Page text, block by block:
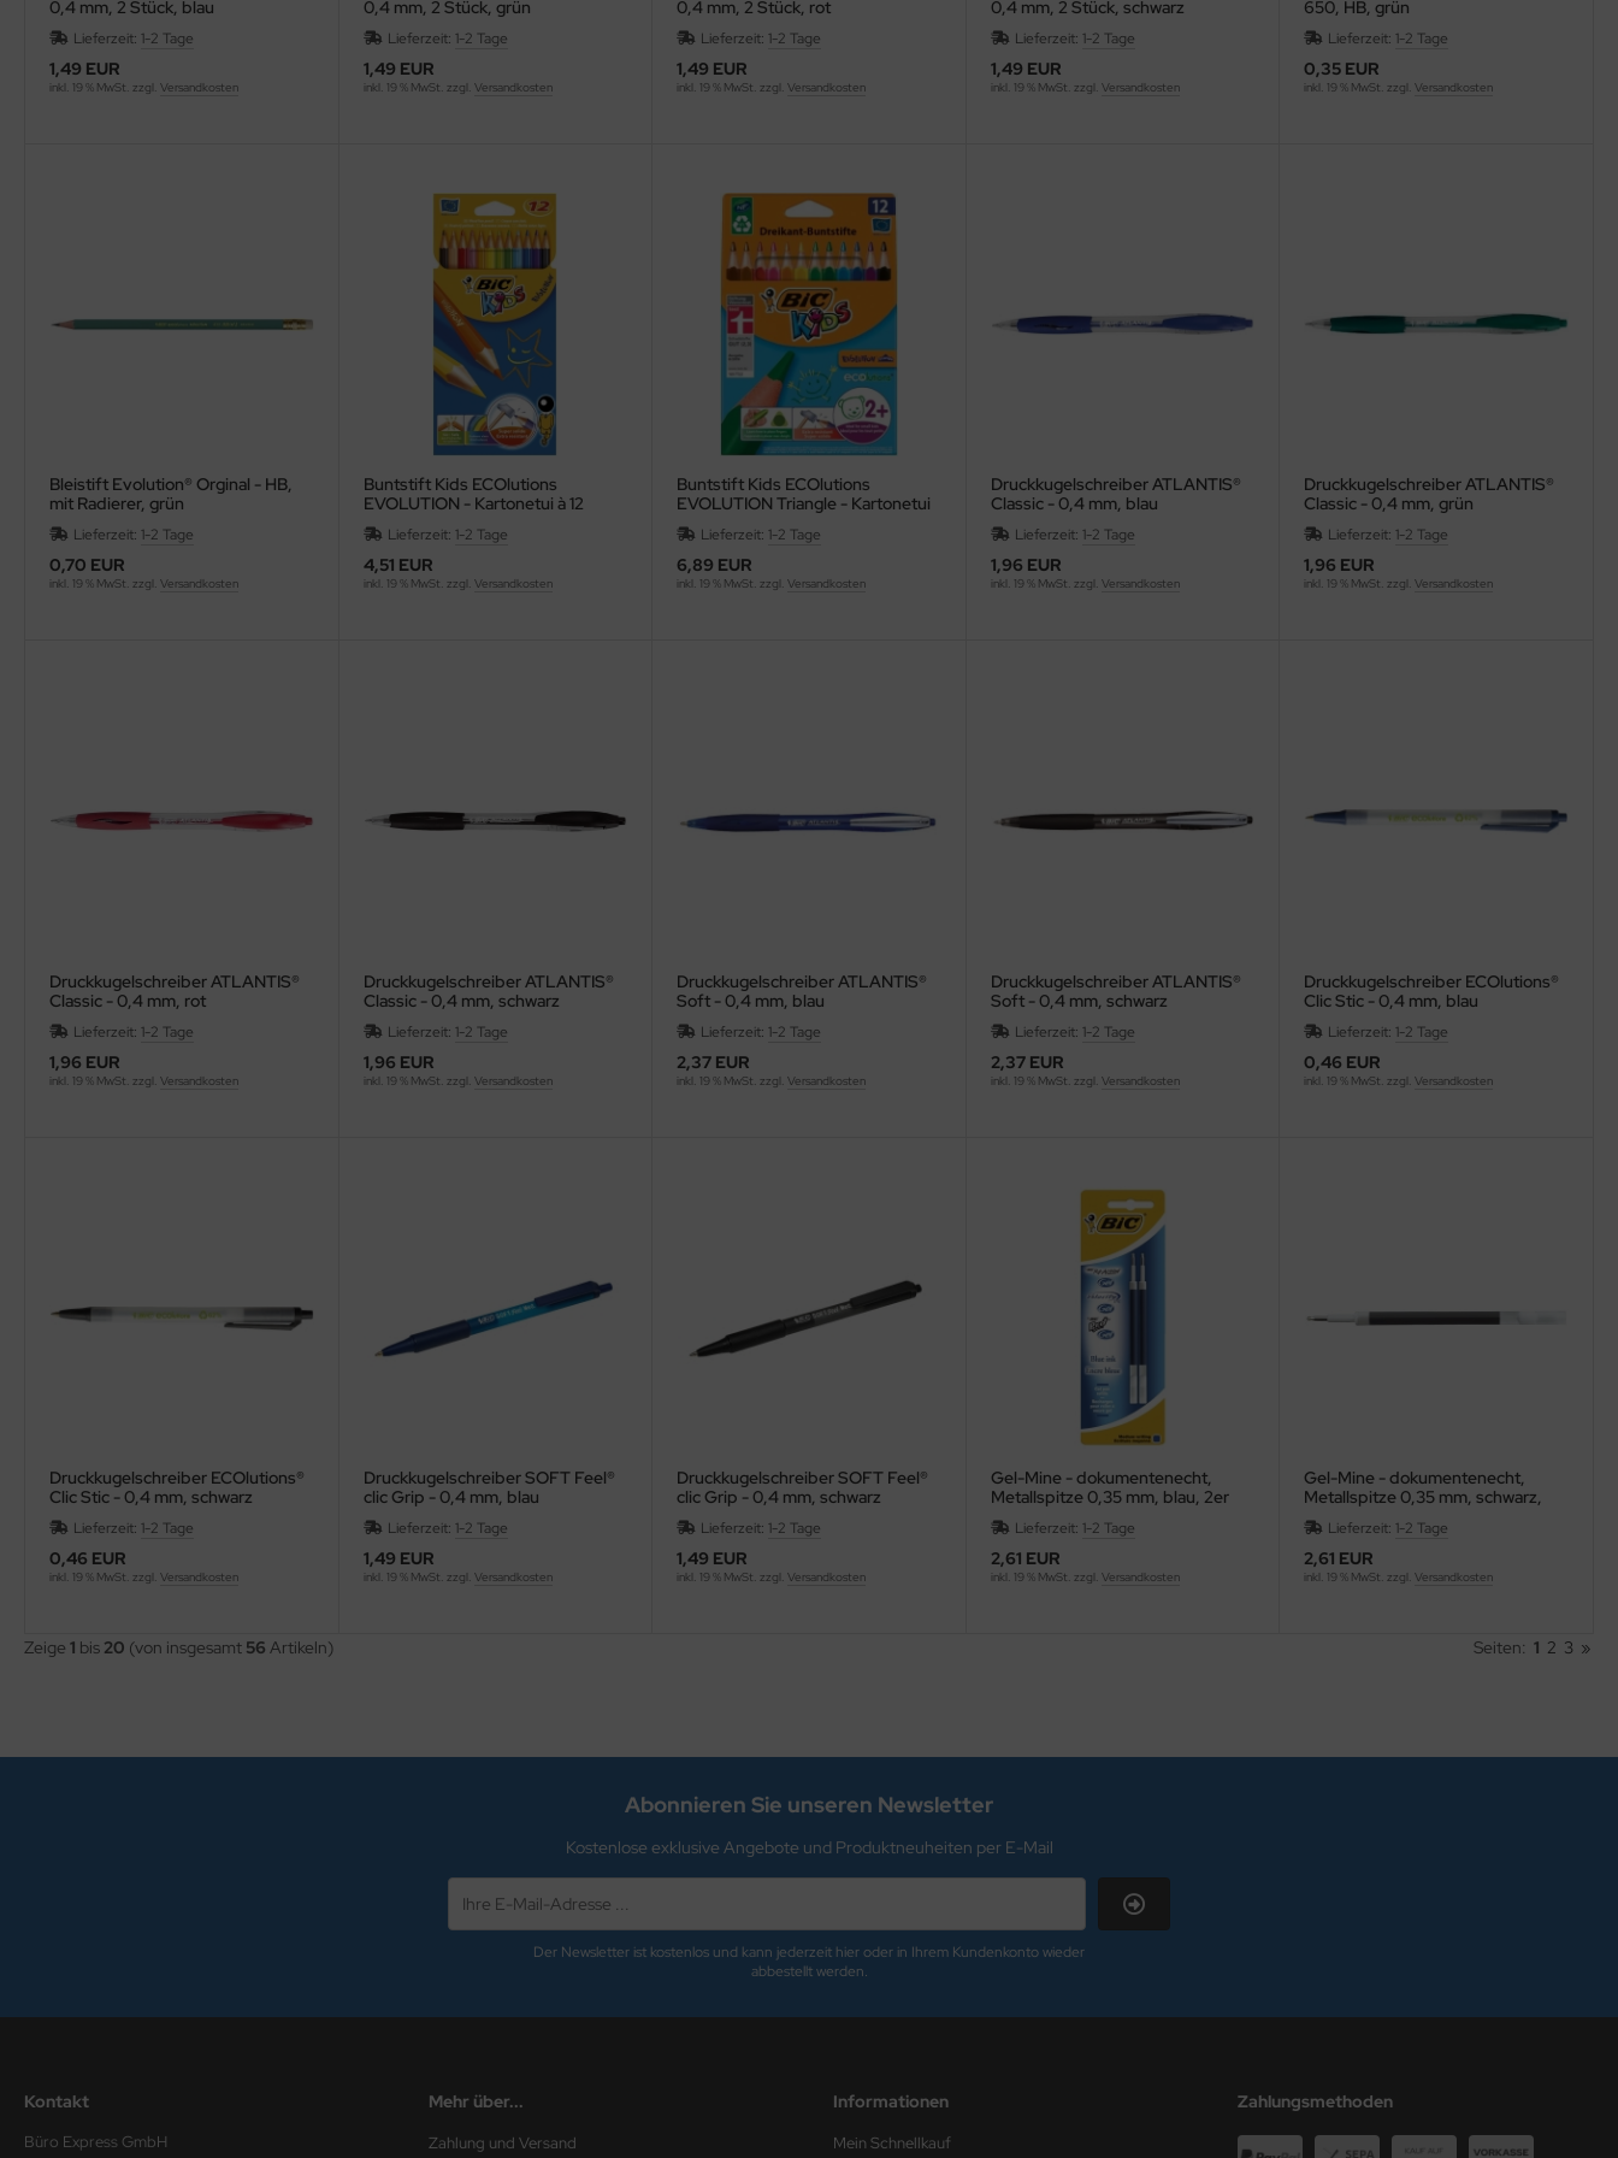
0,4 mm, 2 Stück, blau
Lieferzeit: 1-2 Tage
1,49 EUR
inkl. 19 % MwSt. zzgl. Versandkosten
0,4 mm, 2 Stück, grün
Lieferzeit: 1-2 Tage
1,49 EUR
inkl. 19 % MwSt. zzgl. Versandkosten
0,4 mm, 2 Stück, rot
Lieferzeit:1-2 Tage
1,49 EUR
inkl. 19 % MwSt. zzgl.Versandkosten
0,4 mm, 2 Stück, schwarz
Lieferzeit: 1-2 Tage
1,49 EUR
inkl. 19 % MwSt. zzgl. Versandkosten
650, HB, grün
Lieferzeit:1-2 Tage
0,35 EUR
inkl. 19 % MwSt. zzgl.Versandkosten
Bleistift Evolution® Orginal - HB,
mit Radierer, grün
Lieferzeit: 1-2 Tage
0,70 EUR
inkl. 19 % MwSt. zzgl. Versandkosten
Buntstift Kids ECOlutions
EVOLUTION - Kartonetui à 12
Farben sortiert
Lieferzeit: 1-2 Tage
4,51 EUR
inkl. 19 % MwSt. zzgl. Versandkosten
Buntstift Kids ECOlutions
EVOLUTION Triangle - Kartonetui
à 12 Farben sortiert
Lieferzeit:1-2 Tage
6,89 EUR
inkl. 19 % MwSt. zzgl.Versandkosten
Druckkugelschreiber ATLANTIS®
Classic - 0,4 mm, blau
(dokumentenecht)
Lieferzeit: 1-2 Tage
1,96 EUR
inkl. 19 % MwSt. zzgl. Versandkosten
Druckkugelschreiber ATLANTIS®
Classic - 0,4 mm, grün
Lieferzeit:1-2 Tage
1,96 EUR
inkl. 19 % MwSt. zzgl.Versandkosten
Druckkugelschreiber ATLANTIS®
Classic - 0,4 mm, rot
Lieferzeit: 1-2 Tage
1,96 EUR
inkl. 19 % MwSt. zzgl. Versandkosten
Druckkugelschreiber ATLANTIS®
Classic - 0,4 mm, schwarz
(dokumentenecht)
Lieferzeit: 1-2 Tage
1,96 EUR
inkl. 19 % MwSt. zzgl. Versandkosten
Druckkugelschreiber ATLANTIS®
Soft - 0,4 mm, blau
(dokumentenecht)
Lieferzeit:1-2 Tage
2,37 EUR
inkl. 19 % MwSt. zzgl.Versandkosten
Druckkugelschreiber ATLANTIS®
Soft - 0,4 mm, schwarz
(dokumentenecht)
Lieferzeit: 1-2 Tage
2,37 EUR
inkl. 19 % MwSt. zzgl. Versandkosten
Druckkugelschreiber ECOlutions®
Clic Stic - 0,4 mm, blau
Lieferzeit:1-2 Tage
0,46 EUR
inkl. 19 % MwSt. zzgl.Versandkosten
Druckkugelschreiber ECOlutions®
Clic Stic - 0,4 mm, schwarz
Lieferzeit: 1-2 Tage
0,46 EUR
inkl. 19 % MwSt. zzgl. Versandkosten
Druckkugelschreiber SOFT Feel®
clic Grip - 0,4 mm, blau
Lieferzeit: 1-2 Tage
1,49 EUR
inkl. 19 % MwSt. zzgl. Versandkosten
Druckkugelschreiber SOFT Feel®
clic Grip - 0,4 mm, schwarz
Lieferzeit:1-2 Tage
1,49 EUR
inkl. 19 % MwSt. zzgl.Versandkosten
Gel-Mine - dokumentenecht,
Metallspitze 0,35 mm, blau, 2er
Pack
Lieferzeit: 1-2 Tage
2,61 EUR
inkl. 19 % MwSt. zzgl. Versandkosten
Gel-Mine - dokumentenecht,
Metallspitze 0,35 mm, schwarz,
2er Pack
Lieferzeit:1-2 Tage
2,61 EUR
inkl. 19 % MwSt. zzgl.Versandkosten
Zeige 1 bis 20 (von insgesamt 56 Artikeln) Seiten: 1 2 3 »
Abonnieren Sie unseren Newsletter
Kostenlose exklusive Angebote und Produktneuheiten per E-Mail
Der Newsletter ist kostenlos und kann jederzeit hier oder in Ihrem Kundenkonto wieder
abbestellt werden.
Kontakt
Büro Express GmbH
Mehr über...
Zahlung und Versand
Informationen
Mein Schnellkauf
Zahlungsmethoden
-zubehör und Siegelbedarf
Heizlüfter
Uhren, Wetterstationen